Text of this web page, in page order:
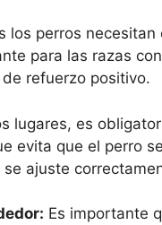
los perros
para las razas
refuerzo positivo.
lugares, es
evita que el perro
ajuste
Es importante